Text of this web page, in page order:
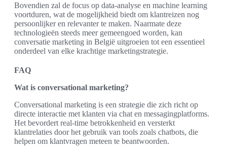
Bovendien zal de focus op data-analyse en machine learning
voortduren, wat de mogelijkheid biedt om klantreizen nog
persoonlijker en relevanter te maken. Naarmate deze
technologieën steeds meer gemeengoed worden, kan
conversatie marketing in België uitgroeien tot een essentieel
onderdeel van elke krachtige marketingstrategie.
FAQ
Wat is conversational marketing?
Conversational marketing is een strategie die zich richt op
directe interactie met klanten via chat en messagingplatforms.
Het bevordert real-time betrokkenheid en versterkt
klantrelaties door het gebruik van tools zoals chatbots, die
helpen om klantvragen meteen te beantwoorden.